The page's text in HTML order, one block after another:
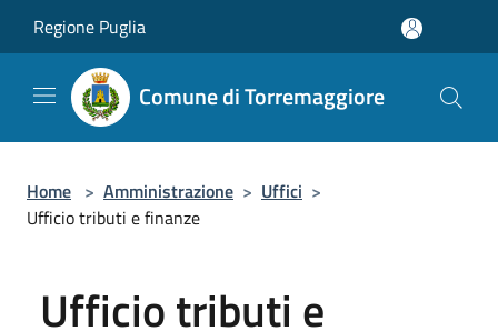
Regione Puglia
Comune di Torremaggiore
Home > Amministrazione > Uffici >
Ufficio tributi e finanze
Ufficio tributi e